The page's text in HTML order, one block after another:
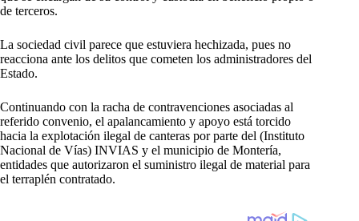
de terceros.
La sociedad civil parece que estuviera hechizada, pues no
reacciona ante los delitos que cometen los administradores del
Estado.
Continuando con la racha de contravenciones asociadas al
referido convenio, el apalancamiento y apoyo está torcido
hacia la explotación ilegal de canteras por parte del (Instituto
Nacional de Vías) INVIAS y el municipio de Montería,
entidades que autorizaron el suministro ilegal de material para
el terraplén contratado.